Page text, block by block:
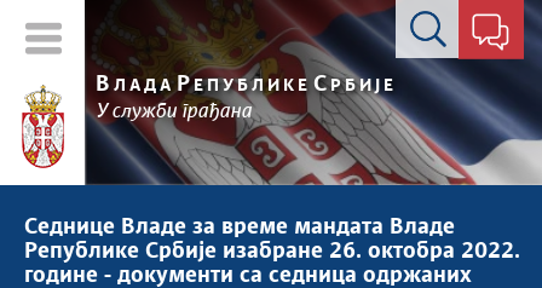
Контакт форма
В ЛАДА РЕПУБЛИКЕ СРБИЈЕ
У служби грађана
Седнице Владе за време мандата Владе
Републике Србије изабране 26. октобра 2022.
године - документи са седница одржаних